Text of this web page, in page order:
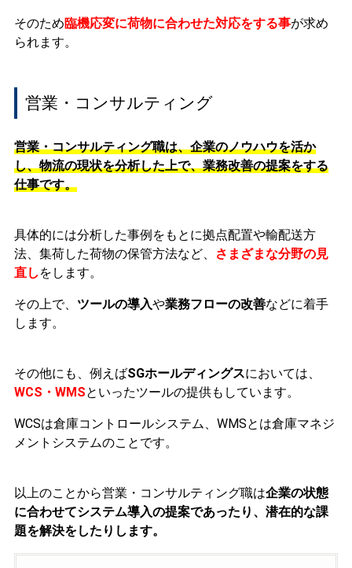
そのため臨機応変に荷物に合わせた対応をする事が求め
られます。
営業・コンサルティング
営業・コンサルティング職は、企業のノウハウを活か
し、物流の現状を分析した上で、業務改善の提案をする
仕事です。
具体的には分析した事例をもとに拠点配置や輸配送方
法、集荷した荷物の保管方法など、
さまざまな分野の見
直し をします。
その上で、 ツールの導入や業務フローの改善などに着手
します。
その他にも、例えばSGホールディングスにおいては、
WCS・WMSといったツールの提供もしています。
WCSは倉庫コントロールシステム、WMSとは倉庫マネジ
メントシステムのことです。
以上のことから営業・コンサルティング職は企業の状態
に合わせてシステム導入の提案であったり、潜在的な課
題を解決をしたりします。